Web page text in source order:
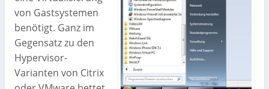
von Gastsystemen
benötigt. Ganz im
Gegensatz zu den
Hypervisor-
Varianten von Citrix